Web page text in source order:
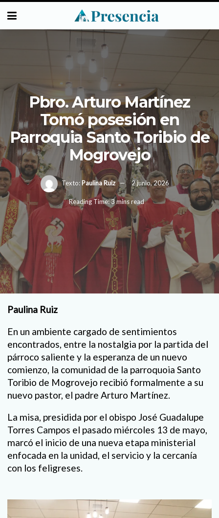
Pbro. Arturo Martínez
Tomó posesión en
Parroquia Santo Toribio de
Mogrovejo
Texto: Paulina Ruiz 2 junio, 2026
Reading Time: 3 mins read
Paulina Ruiz
En un ambiente cargado de sentimientos
encontrados, entre la nostalgia por la partida del
párroco saliente y la esperanza de un nuevo
comienzo, la comunidad de la parroquoia Santo
Toribio de Mogrovejo recibió formalmente a su
nuevo pastor, el padre Arturo Martínez.
La misa, presidida por el obispo José Guadalupe
Torres Campos el pasado miércoles 13 de mayo,
marcó el inicio de una nueva etapa ministerial
enfocada en la unidad, el servicio y la cercanía
con los feligreses.